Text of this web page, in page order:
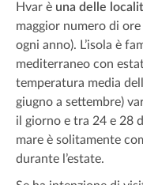
Hvar è una delle
maggior numero di
ogni anno). L’isola è
mediterraneo con
temperatura media
giugno a settembre)
il giorno e tra 24 e 28
mare è solitamente
durante l’estate.